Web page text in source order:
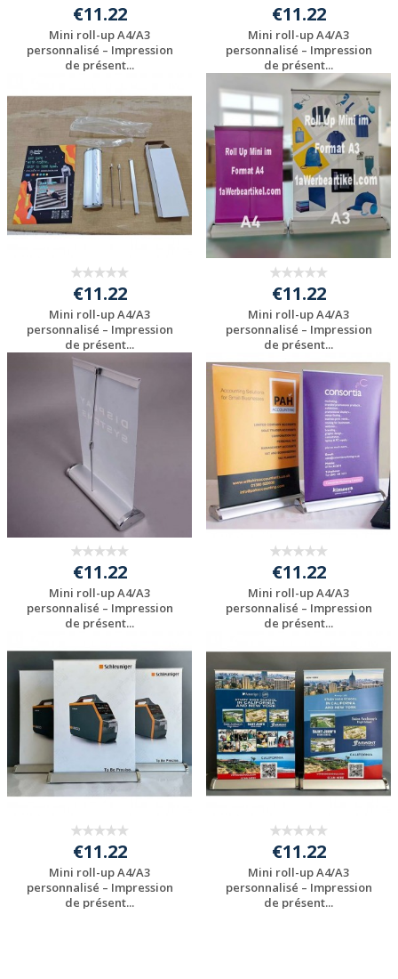
€11.22
Mini roll-up A4/A3
personnalisé – Impression
de présent...
Personnaliser avec
votre logo
€11.22
Mini roll-up A4/A3
personnalisé – Impression
de présent...
Personnaliser avec
votre logo
€11.22
Mini roll-up A4/A3
personnalisé – Impression
de présent...
Personnaliser avec
votre logo
€11.22
Mini roll-up A4/A3
personnalisé – Impression
de présent...
Personnaliser avec
votre logo
€11.22
Mini roll-up A4/A3
personnalisé – Impression
de présent...
Personnaliser avec
votre logo
€11.22
Mini roll-up A4/A3
personnalisé – Impression
de présent...
Personnaliser avec
votre logo
€11.22
Mini roll-up A4/A3
personnalisé – Impression
de présent...
€11.22
Mini roll-up A4/A3
personnalisé – Impression
de présent...